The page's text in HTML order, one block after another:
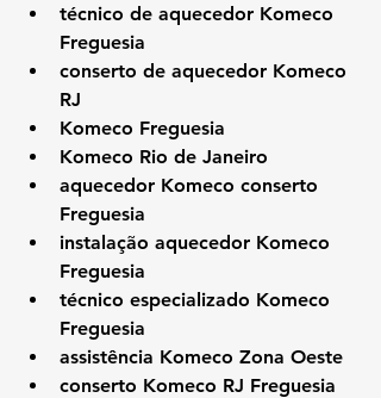
técnico de aquecedor Komeco
Freguesia
conserto de aquecedor Komeco
RJ
Komeco Freguesia
Komeco Rio de Janeiro
aquecedor Komeco conserto
Freguesia
instalação aquecedor Komeco
Freguesia
técnico especializado Komeco
Freguesia
assistência Komeco Zona Oeste
conserto Komeco RJ Freguesia